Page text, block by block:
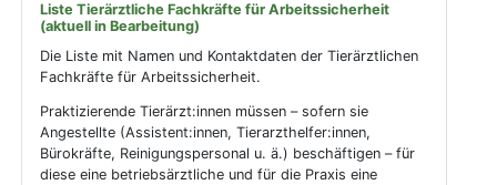
Liste Tierärztliche Fachkräfte für Arbeitssicherheit
(aktuell in Bearbeitung)
Die Liste mit Namen und Kontaktdaten der Tierärztlichen
Fachkräfte für Arbeitssicherheit.
Praktizierende Tierärzt:innen müssen – sofern sie
Angestellte (Assistent:innen, Tierarzthelfer:innen,
Bürokräfte, Reinigungspersonal u. ä.) beschäftigen – für
diese eine betriebsärztliche und für die Praxis eine